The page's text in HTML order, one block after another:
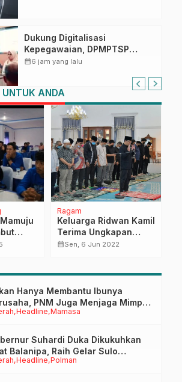
Dukung Digitalisasi
Kepegawaian, DPMPTSP
Sulbar Siap Terapkan Aplikasi
calendar_month6 jam yang lalu
UNTUK ANDA
Ragam
Keluarga Ridwan Kamil
Terima Ungkapan
Belasungkawa dari
calendar_monthSen, 6 Jun 2022
Headline Mamasa
Hanya Membantu Ibunya
PNM Juga Menjaga Mimpi
Untuk Menggapai Cita-Cita
Headline Polman
Suhardi Duka Dikukuhkan
Balanipa, Raih Gelar Sulo